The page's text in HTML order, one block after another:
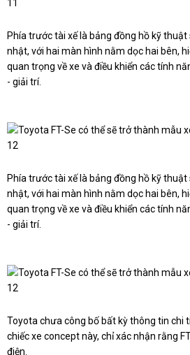
Phía trước tài xế là bảng đồng hồ kỹ
nhật, với hai màn hình nằm dọc hai bên,
quan trọng về xe và điều khiển các tính
- giải trí.
Phía trước tài xế là bảng đồng hồ kỹ
nhật, với hai màn hình nằm dọc hai bên,
quan trọng về xe và điều khiển các tính
- giải trí.
Toyota chưa công bố bất kỳ thông tin chi
chiếc xe concept này, chỉ xác nhận rằng
điện.